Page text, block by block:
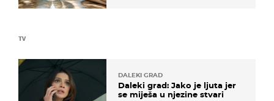
TV
DALEKI GRAD
Daleki grad: Jako je ljuta jer
se miješa u njezine stvari